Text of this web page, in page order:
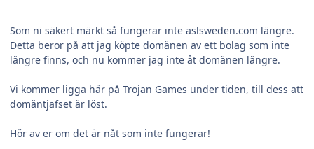
Som ni säkert märkt så fungerar inte aslsweden.com längre.
Detta beror på att jag köpte domänen av ett bolag som inte
längre finns, och nu kommer jag inte åt domänen längre.
Vi kommer ligga här på Trojan Games under tiden, till dess att
domäntjafset är löst.
Hör av er om det är nåt som inte fungerar!